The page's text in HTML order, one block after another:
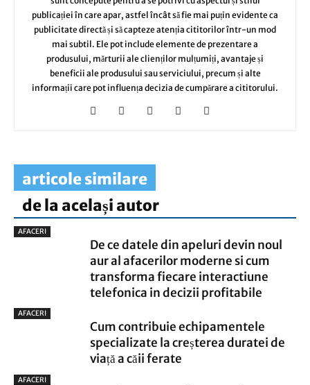
publicației în care apar, astfel încât să fie mai puțin evidente ca
publicitate directă și să capteze atenția cititorilor într-un mod
mai subtil. Ele pot include elemente de prezentare a
produsului, mărturii ale clienților mulțumiți, avantaje și
beneficii ale produsului sau serviciului, precum și alte
informații care pot influența decizia de cumpărare a cititorului.
articole similare
de la același autor
AFACERI
De ce datele din apeluri devin noul
aur al afacerilor moderne si cum
transforma fiecare interactiune
telefonica in decizii profitabile
AFACERI
Cum contribuie echipamentele
specializate la creșterea duratei de
viață a căii ferate
AFACERI